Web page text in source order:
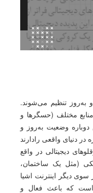
به‌روز تنظیم می‌شوند.
منابع مختلف (حسگرها و
دوباره وضعیت به‌روز و
دیجیتالی در واقع
(مثل یک ساختمان،
سوی دیگر اینترنت اشیا
است که باعث فعال و